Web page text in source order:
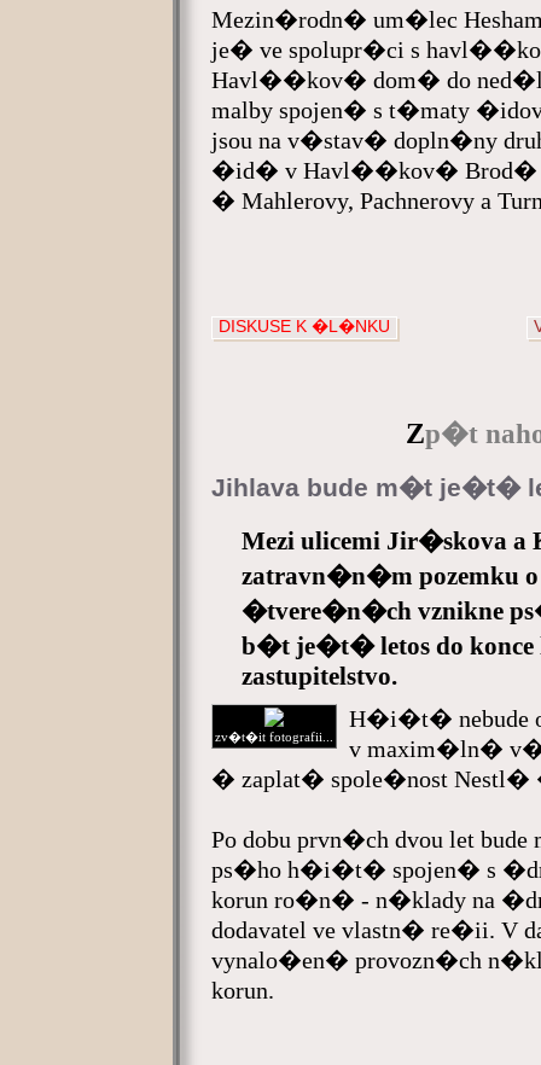
Mezin�rodn� um�lec
je� ve spolupr�ci s
Havl��kov� dom� do
malby spojen� s t�maty
jsou na v�stav� dopln�ny
�id� v Havl��kov� Brod�
� Mahlerovy, Pachnerovy a
DISKUSE K �L�NKU
Zp�t
Jihlava bude m�t
Mezi ulicemi Jir�skova a
zatravn�n�m pozemku
�tvere�n�ch vznikne
b�t je�t� letos do
zastupitelstvo.
zv�t�it fotografii...
H�i�t� nebude
v maxim�ln�
� zaplat� spole�nost Nestl�
Po dobu prvn�ch dvou let
ps�ho h�i�t� spojen� s
korun ro�n� - n�klady na
dodavatel ve vlastn� re�ii.
vynalo�en� provozn�ch
korun.